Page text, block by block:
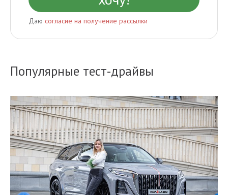
Даю согласие на получение рассылки
Популярные тест-драйвы